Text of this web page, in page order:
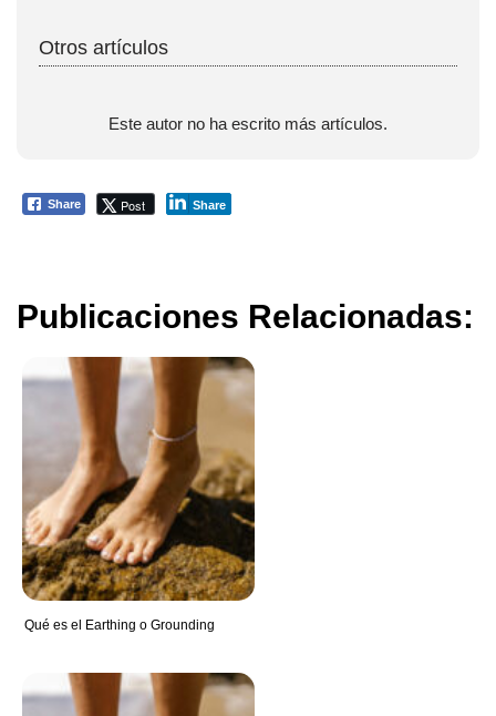
Otros artículos
Este autor no ha escrito más artículos.
Share Post Share
Publicaciones Relacionadas:
Qué es el Earthing o Grounding